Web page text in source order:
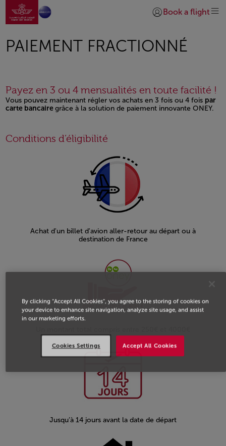
Saltar al contenido principal
Ir a la página de inicio
Iniciar sesión |
Book a flight
PAIEMENT FRACTIONNÉ
Payez en 3 ou 4 mensualités en toute facilité !
Vous pouvez maintenant régler vos achats en 3 fois ou 4 fois par
carte bancairegrâce à la solution de paiement innovante ONEY.
Conditions d’éligibilité
Achat d'un billet d'avion aller-retour au départ ou à
destination de France
Jusqu’à 14 jours avant la date de départ
By clicking “Accept All Cookies”, you agree to the storing of cookies on
your device to enhance site navigation, analyze site usage, and assist
in our marketing efforts.
Accept All Cookies
Cookies Settings